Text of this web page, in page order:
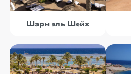
Шарм эль Шейх